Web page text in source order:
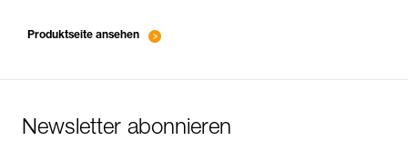
Produktseite ansehen
Newsletter abonnieren